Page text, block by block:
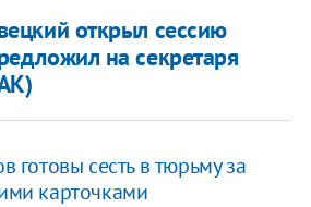
открыл сессию
на секретаря
готовы сесть в тюрьму за
карточками